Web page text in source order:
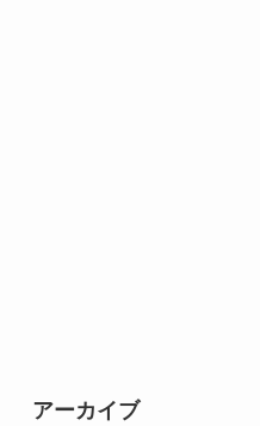
アーカイブ